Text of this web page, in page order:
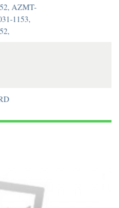
AZMT-
1153,